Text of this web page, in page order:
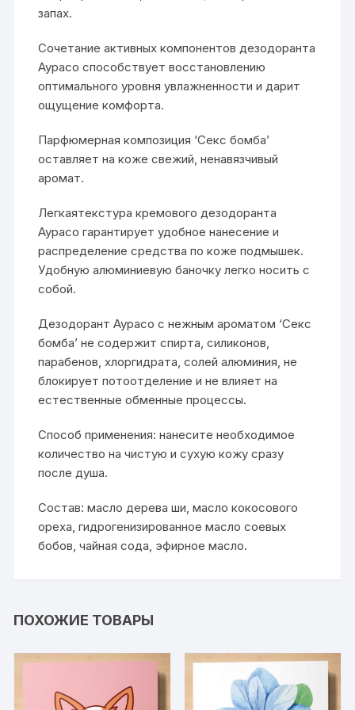
запах.
Сочетание активных компонентов дезодоранта
Аурасо способствует восстановлению
оптимального уровня увлажненности и дарит
ощущение комфорта.
Парфюмерная композиция ‘Секс бомба’
оставляет на коже свежий, ненавязчивый
аромат.
Легкаятекстура кремового дезодоранта
Аурасо гарантирует удобное нанесение и
распределение средства по коже подмышек.
Удобную алюминиевую баночку легко носить с
собой.
Дезодорант Аурасо с нежным ароматом ‘Секс
бомба’ не содержит спирта, силиконов,
парабенов, хлоргидрата, солей алюминия, не
блокирует потоотделение и не влияет на
естественные обменные процессы.
Способ применения: нанесите необходимое
количество на чистую и сухую кожу сразу
после душа.
Состав: масло дерева ши, масло кокосового
ореха, гидрогенизированное масло соевых
бобов, чайная сода, эфирное масло.
ПОХОЖИЕ ТОВАРЫ